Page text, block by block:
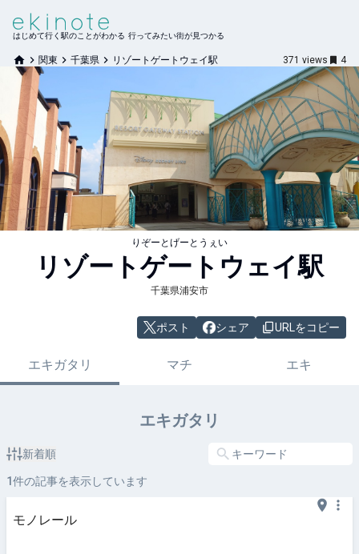
はじめて行く駅のことがわかる 行ってみたい街が見つかる
関東 千葉県 リゾートゲートウェイ駅 371 views 4
りぞーとげーとうぇい
リゾートゲートウェイ駅
千葉県浦安市
ポスト シェア URLをコピー
エキガタリ マチ エキ
エキガタリ
新着順
1件の記事を表示しています
モノレール